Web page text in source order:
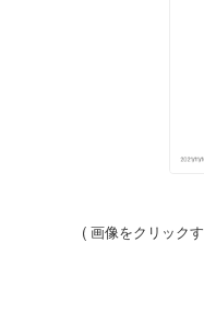
( 画像をクリック